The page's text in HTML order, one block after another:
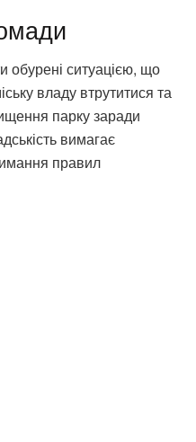
обурені ситуацією, що
владу втрутитися та
парку заради
вимагає
правил